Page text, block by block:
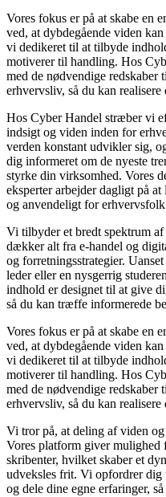
Vores fokus er på at skabe en
ved, at dybdegående viden
vi dedikeret til at tilbyde
motiverer til handling. Hos
med de nødvendige redskaber
erhvervsliv, så du kan realisere
Hos Cyber Handel stræber vi
indsigt og viden inden for
verden konstant udvikler sig,
dig informeret om de nyeste
styrke din virksomhed. Vores
eksperter arbejder dagligt på
og anvendeligt for
Vi tilbyder et bredt spektrum
dækker alt fra e-handel og
og forretningsstrategier.
leder eller en nysgerrig
indhold er designet til at give
så du kan træffe informerede
Vores fokus er på at skabe en
ved, at dybdegående viden
vi dedikeret til at tilbyde
motiverer til handling. Hos
med de nødvendige redskaber
erhvervsliv, så du kan realisere
Vi tror på, at deling af viden
Vores platform giver
skribenter, hvilket skaber et
udveksles frit. Vi opfordrer dig
og dele dine egne erfaringer,